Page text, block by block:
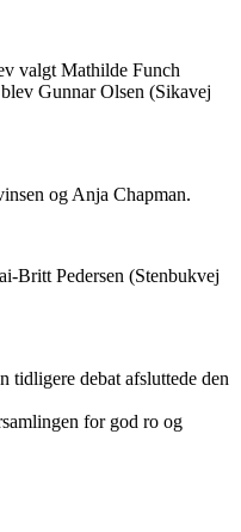
valgt Mathilde Funch
Gunnar Olsen (Sikavej
og Anja Chapman.
Britt Pedersen (Stenbukvej
tidligere debat afsluttede den
for god ro og